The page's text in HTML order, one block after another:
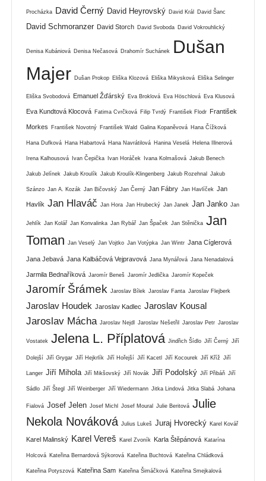
Procházka David Černý David Heyrovský David Král David Šanc
David Schmoranzer David Storch David Svoboda David Vokrouhlický
Denisa Kubániová Denisa Nečasová Drahomír Suchánek
Dušan
Majer Dušan Prokop Eliška Klozová Eliška Mikysková Eliška Selinger
Eliška Svobodová Emanuel Žďárský Eva Broklová Eva Höschlová Eva Klusová
Eva Kundtová Klocová Fatima Cvrčková Filip Tvrdý František Flodr František
Morkes František Novotný František Wald Galina Kopaněvová Hana Čížková
Hana Dufková Hana Habartová Hana Navrátilová Hanina Veselá Helena Illnerová
Irena Kalhousová Ivan Čepička Ivan Horáček Ivana Kolmašová Jakub Benech
Jakub Jelínek Jakub Kroulík Jakub Kroulík-Klingenberg Jakub Rozehnal Jakub
Szánzo Jan A. Kozák Jan Bičovský Jan Černý Jan Fábry Jan Havlíček Jan
Havlík Jan Hlaváč Jan Hora Jan Hrubecký Jan Janek Jan Janko Jan
Jehlík Jan Kolář Jan Konvalinka Jan Rybář Jan Špaček Jan Stěnička Jan
Toman
Jan Veselý Jan Vojtko Jan Votýpka Jan Wintr Jana Cíglerová
Jana Jebavá Jana Kalbáčová Vejpravová Jana Mynářová Jana Nenadalová
Jarmila Bednaříková Jaromír Beneš Jaromír Jedlička Jaromír Kopeček
Jaromír Šrámek Jaroslav Bílek Jaroslav Fanta Jaroslav Flejberk
Jaroslav Houdek Jaroslav Kadlec Jaroslav Kousal
Jaroslav Mácha Jaroslav Nejdl Jaroslav Nešetřil Jaroslav Petr Jaroslav
Vostatek Jelena L. Příplatová Jindřich Šídlo Jiří Černý Jiří
Dolejší Jiří Grygar Jiří Hejkrlík Jiří Hořejší Jiří Kacetl Jiří Kocourek Jiří Kříž Jiří
Langer Jiří Mihola Jiří Mikšovský Jiří Novák Jiří Podolský Jiří Přibáň Jiří
Sádlo Jiří Štegl Jiří Weinberger Jiří Wiedermann Jitka Lindová Jitka Slabá Johana
Fialová Josef Jelen Josef Michl Josef Moural Julie Beritová Julie
Nekola Nováková Julius Lukeš Juraj Hvorecký Karel Kovář
Karel Malinský Karel Vereš Karel Zvoník Karla Štěpánová Katarína
Holcová Kateřina Bernardová Sýkorová Kateřina Buchtová Kateřina Chládková
Kateřina Potyszová Kateřina Sam Kateřina Šimáčková Kateřina Smejkalová